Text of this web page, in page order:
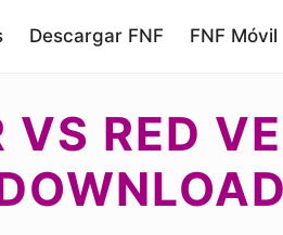
Descargar FNF FNF Móvil
RED